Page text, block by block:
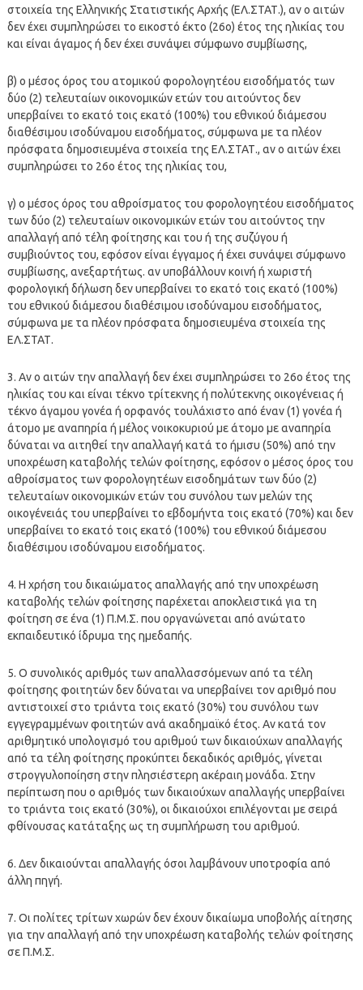
στοιχεία της Ελληνικής Στατιστικής Αρχής (ΕΛ.ΣΤΑΤ.), αν ο αιτών
δεν έχει συμπληρώσει το εικοστό έκτο (26ο) έτος της ηλικίας του
και είναι άγαμος ή δεν έχει συνάψει σύμφωνο συμβίωσης,
β) ο μέσος όρος του ατομικού φορολογητέου εισοδήματός των
δύο (2) τελευταίων οικονομικών ετών του αιτούντος δεν
υπερβαίνει το εκατό τοις εκατό (100%) του εθνικού διάμεσου
διαθέσιμου ισοδύναμου εισοδήματος, σύμφωνα με τα πλέον
πρόσφατα δημοσιευμένα στοιχεία της ΕΛ.ΣΤΑΤ., αν ο αιτών έχει
συμπληρώσει το 26ο έτος της ηλικίας του,
γ) ο μέσος όρος του αθροίσματος του φορολογητέου εισοδήματος
των δύο (2) τελευταίων οικονομικών ετών του αιτούντος την
απαλλαγή από τέλη φοίτησης και του ή της συζύγου ή
συμβιούντος του, εφόσον είναι έγγαμος ή έχει συνάψει σύμφωνο
συμβίωσης, ανεξαρτήτως. αν υποβάλλουν κοινή ή χωριστή
φορολογική δήλωση δεν υπερβαίνει το εκατό τοις εκατό (100%)
του εθνικού διάμεσου διαθέσιμου ισοδύναμου εισοδήματος,
σύμφωνα με τα πλέον πρόσφατα δημοσιευμένα στοιχεία της
ΕΛ.ΣΤΑΤ.
3. Αν ο αιτών την απαλλαγή δεν έχει συμπληρώσει το 26ο έτος της
ηλικίας του και είναι τέκνο τρίτεκνης ή πολύτεκνης οικογένειας ή
τέκνο άγαμου γονέα ή ορφανός τουλάχιστο από έναν (1) γονέα ή
άτομο με αναπηρία ή μέλος νοικοκυριού με άτομο με αναπηρία
δύναται να αιτηθεί την απαλλαγή κατά το ήμισυ (50%) από την
υποχρέωση καταβολής τελών φοίτησης, εφόσον ο μέσος όρος του
αθροίσματος των φορολογητέων εισοδημάτων των δύο (2)
τελευταίων οικονομικών ετών του συνόλου των μελών της
οικογένειάς του υπερβαίνει το εβδομήντα τοις εκατό (70%) και δεν
υπερβαίνει το εκατό τοις εκατό (100%) του εθνικού διάμεσου
διαθέσιμου ισοδύναμου εισοδήματος.
4. Η χρήση του δικαιώματος απαλλαγής από την υποχρέωση
καταβολής τελών φοίτησης παρέχεται αποκλειστικά για τη
φοίτηση σε ένα (1) Π.Μ.Σ. που οργανώνεται από ανώτατο
εκπαιδευτικό ίδρυμα της ημεδαπής.
5. Ο συνολικός αριθμός των απαλλασσόμενων από τα τέλη
φοίτησης φοιτητών δεν δύναται να υπερβαίνει τον αριθμό που
αντιστοιχεί στο τριάντα τοις εκατό (30%) του συνόλου των
εγγεγραμμένων φοιτητών ανά ακαδημαϊκό έτος. Αν κατά τον
αριθμητικό υπολογισμό του αριθμού των δικαιούχων απαλλαγής
από τα τέλη φοίτησης προκύπτει δεκαδικός αριθμός, γίνεται
στρογγυλοποίηση στην πλησιέστερη ακέραιη μονάδα. Στην
περίπτωση που ο αριθμός των δικαιούχων απαλλαγής υπερβαίνει
το τριάντα τοις εκατό (30%), οι δικαιούχοι επιλέγονται με σειρά
φθίνουσας κατάταξης ως τη συμπλήρωση του αριθμού.
6. Δεν δικαιούνται απαλλαγής όσοι λαμβάνουν υποτροφία από
άλλη πηγή.
7. Οι πολίτες τρίτων χωρών δεν έχουν δικαίωμα υποβολής αίτησης
για την απαλλαγή από την υποχρέωση καταβολής τελών φοίτησης
σε Π.Μ.Σ.